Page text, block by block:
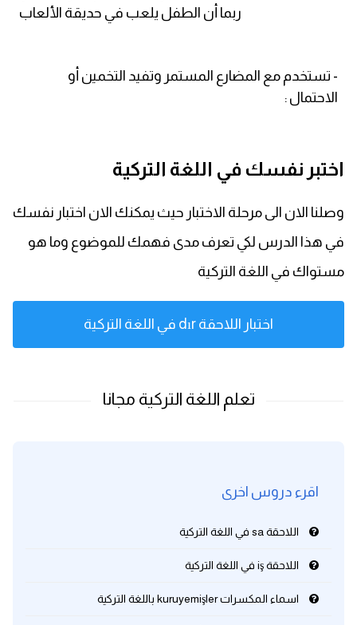
ربما أن الطفل يلعب في حديقة الألعاب
- تستخدم مع المضارع المستمر وتفيد التخمين أو
الاحتمال :
اختبر نفسك في اللغة التركية
وصلنا الان الى مرحلة الاختبار حيث يمكنك الان اختبار نفسك
في هذا الدرس لكي تعرف مدى فهمك للموضوع وما هو
مستواك في اللغة التركية
اختبار اللاحقة dır في اللغة التركية
اقرء دروس اخرى
اللاحقة sa في اللغة التركية
اللاحقة iş في اللغة التركية
اسماء المكسرات kuruyemişler باللغة التركية